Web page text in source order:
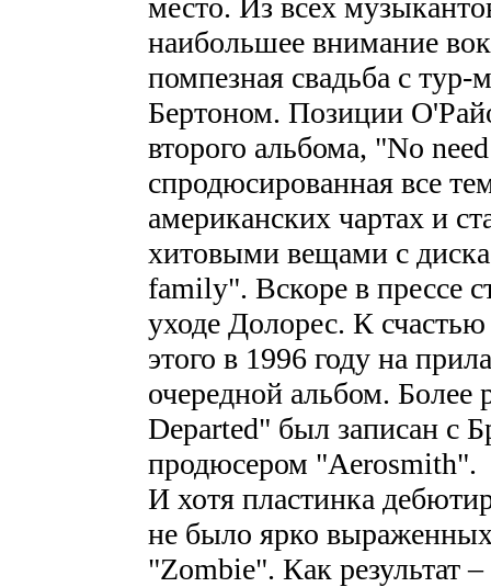
место. Из всех
наибольшее внимание
помпезная свадьба с
Бертоном. Позиции
второго альбома, "No
спродюсированная все
американских чартах и
хитовыми вещами с
family". Вскоре в прессе
уходе Долорес. К
этого в 1996 году на
очередной альбом.
Departed" был записан
продюсером "Aerosmith".
И хотя пластинка
не было ярко
"Zombie". Как результат